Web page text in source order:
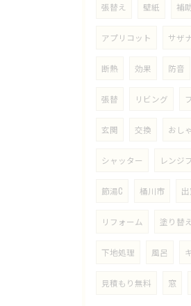
張替え 壁紙 補
アプリコット サザ
断熱 効果 防音
張替 リビング
玄関 交換 おし
シャッター レンジ
節湯C 桶川市
リフォーム 塗り替え
下地処理 風呂
見積もり無料 窓